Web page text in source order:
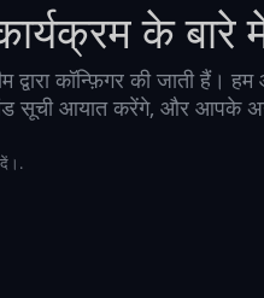
के बारे
द्वारा कॉन्फ़िगर की जाती हैं।
सूची आयात करेंगे, और आपके
दें।.